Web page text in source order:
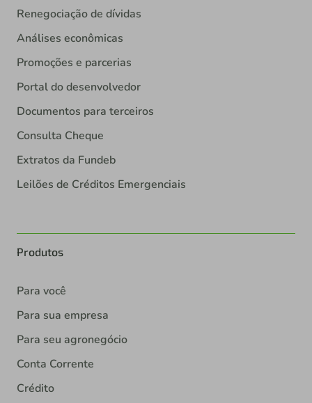
Renegociação de dívidas
Análises econômicas
Promoções e parcerias
Portal do desenvolvedor
Documentos para terceiros
Consulta Cheque
Extratos da Fundeb
Leilões de Créditos Emergenciais
Produtos
Para você
Para sua empresa
Para seu agronegócio
Conta Corrente
Crédito